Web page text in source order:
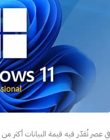
في عصر تُقدّر فيه قيمة البيانات أكثر